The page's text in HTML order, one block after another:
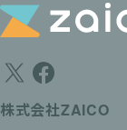
株式会社ZAICO